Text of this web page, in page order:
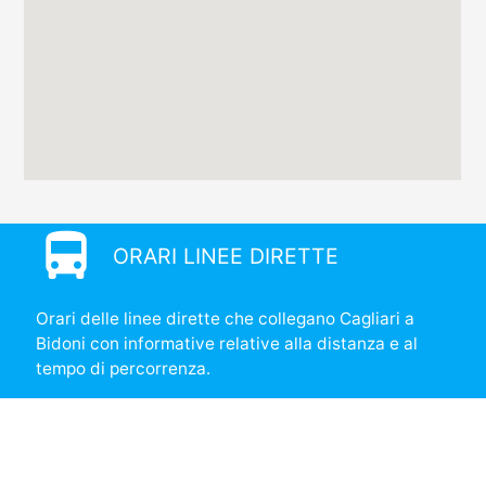
directions_bus ORARI LINEE DIRETTE
Orari delle linee dirette che collegano Cagliari a
Bidoni con informative relative alla distanza e al
tempo di percorrenza.